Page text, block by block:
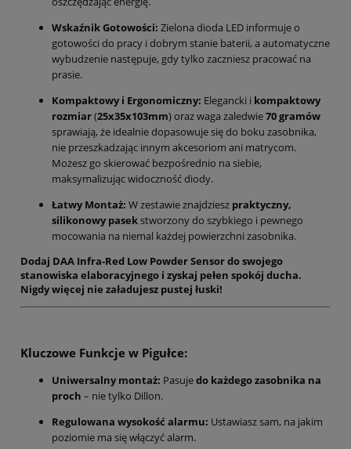
Wskaźnik Gotowości: Zielona dioda LED informuje o
gotowości do pracy i dobrym stanie baterii, a automatyczne
wybudzenie następuje, gdy tylko zaczniesz pracować na
prasie.
Kompaktowy i Ergonomiczny: Elegancki i kompaktowy
rozmiar(25x35x103mm) oraz waga zaledwie70 gramów
sprawiają, że idealnie dopasowuje się do boku zasobnika,
nie przeszkadzając innym akcesoriom ani matrycom.
Możesz go skierować bezpośrednio na siebie,
maksymalizując widoczność diody.
Łatwy Montaż: W zestawie znajdziesz praktyczny,
silikonowy pasekstworzony do szybkiego i pewnego
mocowania na niemal każdej powierzchni zasobnika.
Dodaj DAA Infra-Red Low Powder Sensor do swojego
stanowiska elaboracyjnego i zyskaj pełen spokój ducha.
Nigdy więcej nie załadujesz pustej łuski!
Kluczowe Funkcje w Pigułce:
Uniwersalny montaż: Pasujedo każdego zasobnika na
proch – nie tylko Dillon.
Regulowana wysokość alarmu: Ustawiasz sam, na jakim
poziomie ma się włączyć alarm.